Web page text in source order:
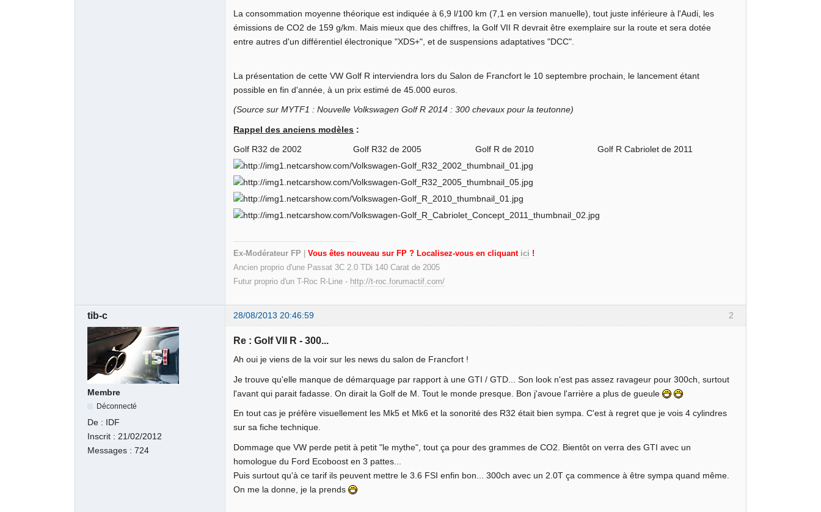
La consommation moyenne théorique est indiquée à 6,9 l/100 km (7,1 en version manuelle), tout juste inférieure à l'Audi, les
émissions de CO2 de 159 g/km. Mais mieux que des chiffres, la Golf VII R devrait être exemplaire sur la route et sera dotée
entre autres d'un différentiel électronique "XDS+", et de suspensions adaptatives "DCC".
La présentation de cette VW Golf R interviendra lors du Salon de Francfort le 10 septembre prochain, le lancement étant
possible en fin d'année, à un prix estimé de 45.000 euros.
(Source sur MYTF1 : Nouvelle Volkswagen Golf R 2014 : 300 chevaux pour la teutonne)
Rappel des anciens modèles :
Golf R32 de 2002 Golf R32 de 2005 Golf R de 2010 Golf R Cabriolet de 2011
Ex-Modérateur FP |Vous êtes nouveau sur FP ? Localisez-vous en cliquant ici !
Ancien proprio d'une Passat 3C 2.0 TDi 140 Carat de 2005
Futur proprio d'un T-Roc R-Line - http://t-roc.forumactif.com/
2
tib-c 28/08/2013 20:46:59
Membre
Déconnecté
De :
IDF
Inscrit :21/02/2012
Messages :724
Re : Golf VII R - 300...
Ah oui je viens de la voir sur les news du salon de Francfort !
Je trouve qu'elle manque de démarquage par rapport à une GTI / GTD... Son look n'est pas assez ravageur pour 300ch, surtout
l'avant qui parait fadasse. On dirait la Golf de M. Tout le monde presque. Bon j'avoue l'arrière a plus de gueule
En tout cas je préfère visuellement les Mk5 et Mk6 et la sonorité des R32 était bien sympa. C'est à regret que je vois 4 cylindres
sur sa fiche technique.
Dommage que VW perde petit à petit "le mythe", tout ça pour des grammes de CO2. Bientôt on verra des GTI avec un
homologue du Ford Ecoboost en 3 pattes...
Puis surtout qu'à ce tarif ils peuvent mettre le 3.6 FSI enfin bon... 300ch avec un 2.0T ça commence à être sympa quand même.
On me la donne, je la prends